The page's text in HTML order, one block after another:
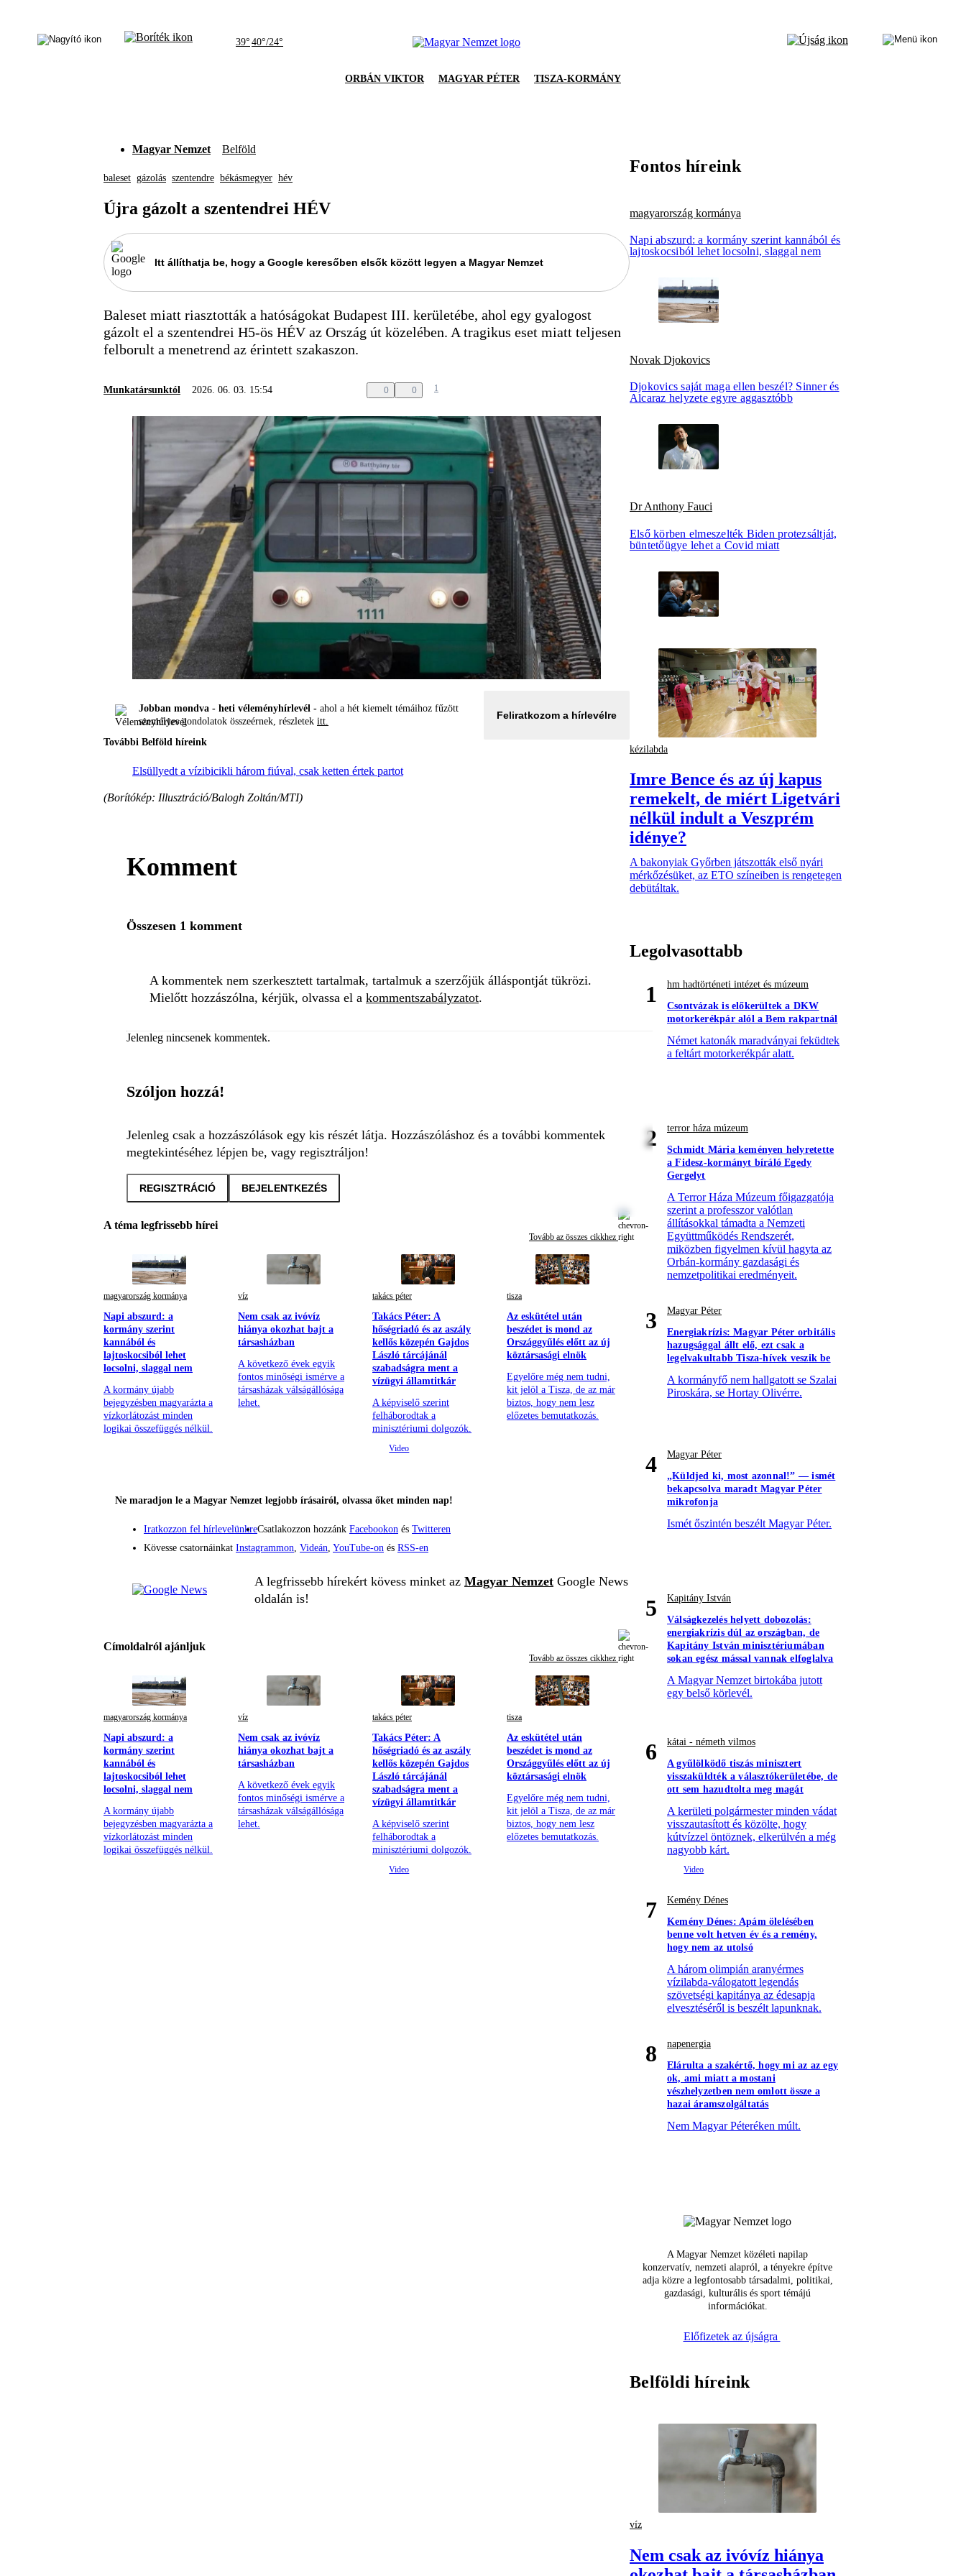
39° 40°/24°
ORBÁN VIKTOR MAGYAR PÉTER TISZA-KORMÁNY
Magyar Nemzet Belföld
baleset gázolás szentendre békásmegyer hév
Újra gázolt a szentendrei HÉV
Itt állíthatja be, hogy a Google keresőben elsők között legyen a Magyar Nemzet
Baleset miatt riasztották a hatóságokat Budapest III. kerületébe, ahol egy gyalogost
gázolt el a szentendrei H5-ös HÉV az Ország út közelében. A tragikus eset miatt teljesen
felborult a menetrend az érintett szakaszon.
Munkatársunktól 2026. 06. 03. 15:54 0 0 1
Jobban mondva - heti véleményhírlevél - ahol a hét kiemelt témáihoz fűzött
személyes gondolatok összeérnek, részletek itt.
Feliratkozom a hírlevélre
További Belföld híreink
Elsüllyedt a vízibicikli három fiúval, csak ketten értek partot
(Borítókép: Illusztráció/Balogh Zoltán/MTI)
Komment
Összesen 1 komment
A kommentek nem szerkesztett tartalmak, tartalmuk a szerzőjük álláspontját tükrözi.
Mielőtt hozzászólna, kérjük, olvassa el a kommentszabályzatot.
Jelenleg nincsenek kommentek.
Szóljon hozzá!
Jelenleg csak a hozzászólások egy kis részét látja. Hozzászóláshoz és a további kommentek
megtekintéséhez lépjen be, vagy regisztráljon!
REGISZTRÁCIÓ BEJELENTKEZÉS
A téma legfrissebb hírei
Tovább az összes cikkhez
magyarország kormánya
Napi abszurd: a
kormány szerint
kannából és
lajtoskocsiból lehet
locsolni, slaggal nem
A kormány újabb
bejegyzésben magyarázta a
vízkorlátozást minden
logikai összefüggés nélkül.
víz
Nem csak az ivóvíz
hiánya okozhat bajt a
társasházban
A következő évek egyik
fontos minőségi ismérve a
társasházak válságállósága
lehet.
takács péter
Takács Péter: A
hőségriadó és az aszály
kellős közepén Gajdos
László tárcájánál
szabadságra ment a
vízügyi államtitkár
A képviselő szerint
felháborodtak a
minisztériumi dolgozók.
tisza
Az eskütétel után
beszédet is mond az
Országgyűlés előtt az új
köztársasági elnök
Egyelőre még nem tudni,
kit jelöl a Tisza, de az már
biztos, hogy nem lesz
előzetes bemutatkozás.
Ne maradjon le a Magyar Nemzet legjobb írásairól, olvassa őket minden nap!
Iratkozzon fel hírlevelünkreCsatlakozzon hozzánk Facebookon és Twitteren
Kövesse csatornáinkat Instagrammon Videán YouTube-on és RSS-en
A legfrissebb hírekért kövess minket az Magyar Nemzet Google News
oldalán is!
Címoldalról ajánljuk
Tovább az összes cikkhez
magyarország kormánya
Napi abszurd: a
kormány szerint
kannából és
lajtoskocsiból lehet
locsolni, slaggal nem
A kormány újabb
bejegyzésben magyarázta a
vízkorlátozást minden
logikai összefüggés nélkül.
víz
Nem csak az ivóvíz
hiánya okozhat bajt a
társasházban
A következő évek egyik
fontos minőségi ismérve a
társasházak válságállósága
lehet.
takács péter
Takács Péter: A
hőségriadó és az aszály
kellős közepén Gajdos
László tárcájánál
szabadságra ment a
vízügyi államtitkár
A képviselő szerint
felháborodtak a
minisztériumi dolgozók.
tisza
Az eskütétel után
beszédet is mond az
Országgyűlés előtt az új
köztársasági elnök
Egyelőre még nem tudni,
kit jelöl a Tisza, de az már
biztos, hogy nem lesz
előzetes bemutatkozás.
Fontos híreink
magyarország kormánya
Napi abszurd: a kormány szerint kannából és
lajtoskocsiból lehet locsolni, slaggal nem
Novak Djokovics
Djokovics saját maga ellen beszél? Sinner és
Alcaraz helyzete egyre aggasztóbb
Dr Anthony Fauci
Első körben elmeszelték Biden protezsáltját,
büntetőügye lehet a Covid miatt
kézilabda
Imre Bence és az új kapus
remekelt, de miért Ligetvári
nélkül indult a Veszprém
idénye?
A bakonyiak Győrben játszották első nyári
mérkőzésüket, az ETO színeiben is rengetegen
debütáltak.
Legolvasottabb
1
hm hadtörténeti intézet és múzeum
Csontvázak is előkerültek a DKW
motorkerékpár alól a Bem rakpartnál
Német katonák maradványai feküdtek
a feltárt motorkerékpár alatt.
2
terror háza múzeum
Schmidt Mária keményen helyretette
a Fidesz-kormányt bíráló Egedy
Gergelyt
A Terror Háza Múzeum főigazgatója
szerint a professzor valótlan
állításokkal támadta a Nemzeti
Együttműködés Rendszerét,
miközben figyelmen kívül hagyta az
Orbán-kormány gazdasági és
nemzetpolitikai eredményeit.
3
Magyar Péter
Energiakrízis: Magyar Péter orbitális
hazugsággal állt elő, ezt csak a
legelvakultabb Tisza-hívek veszik be
A kormányfő nem hallgatott se Szalai
Piroskára, se Hortay Olivérre.
4
Magyar Péter
„Küldjed ki, most azonnal!” — ismét
bekapcsolva maradt Magyar Péter
mikrofonja
Ismét őszintén beszélt Magyar Péter.
5
Kapitány István
Válságkezelés helyett dobozolás:
energiakrízis dúl az országban, de
Kapitány István minisztériumában
sokan egész mással vannak elfoglalva
A Magyar Nemzet birtokába jutott
egy belső körlevél.
6
kátai - németh vilmos
A gyűlölködő tiszás minisztert
visszaküldték a választókerületébe, de
ott sem hazudtolta meg magát
A kerületi polgármester minden vádat
visszautasított és közölte, hogy
kútvízzel öntöznek, elkerülvén a még
nagyobb kárt.
7
Kemény Dénes
Kemény Dénes: Apám ölelésében
benne volt hetven év és a remény,
hogy nem az utolsó
A három olimpián aranyérmes
vízilabda-válogatott legendás
szövetségi kapitánya az édesapja
elvesztéséről is beszélt lapunknak.
8
napenergia
Elárulta a szakértő, hogy mi az az egy
ok, ami miatt a mostani
vészhelyzetben nem omlott össze a
hazai áramszolgáltatás
Nem Magyar Péteréken múlt.
A Magyar Nemzet közéleti napilap
konzervatív, nemzeti alapról, a tényekre építve
adja közre a legfontosabb társadalmi, politikai,
gazdasági, kulturális és sport témájú
információkat.
Előfizetek az újságra
Belföldi híreink
víz
Nem csak az ivóvíz hiánya